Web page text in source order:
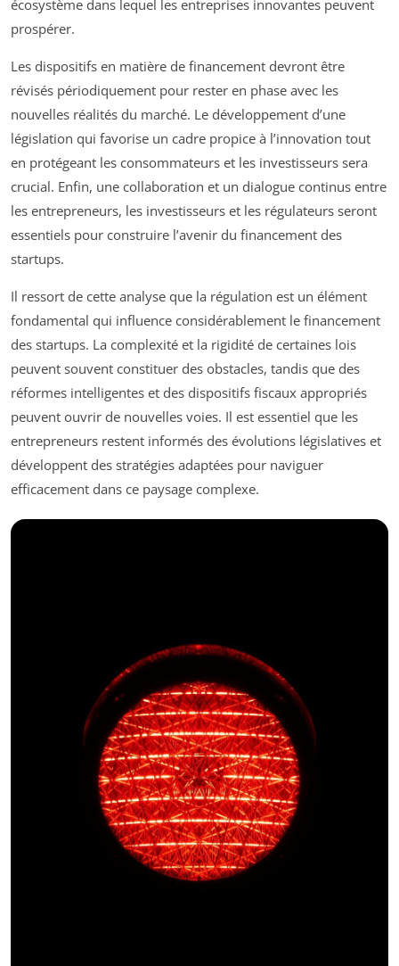
écosystème dans lequel les entreprises innovantes peuvent
prospérer.
Les dispositifs en matière de financement devront être
révisés périodiquement pour rester en phase avec les
nouvelles réalités du marché. Le développement d’une
législation qui favorise un cadre propice à l’innovation tout
en protégeant les consommateurs et les investisseurs sera
crucial. Enfin, une collaboration et un dialogue continus entre
les entrepreneurs, les investisseurs et les régulateurs seront
essentiels pour construire l’avenir du financement des
startups.
Il ressort de cette analyse que la régulation est un élément
fondamental qui influence considérablement le financement
des startups. La complexité et la rigidité de certaines lois
peuvent souvent constituer des obstacles, tandis que des
réformes intelligentes et des dispositifs fiscaux appropriés
peuvent ouvrir de nouvelles voies. Il est essentiel que les
entrepreneurs restent informés des évolutions législatives et
développent des stratégies adaptées pour naviguer
efficacement dans ce paysage complexe.